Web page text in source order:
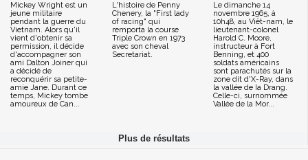
Mickey Wright est un
jeune militaire
pendant la guerre du
Vietnam. Alors qu'il
vient d'obtenir sa
permission, il décide
d'accompagner son
ami Dalton Joiner qui
a décidé de
reconquérir sa petite-
amie Jane. Durant ce
temps, Mickey tombe
amoureux de Can...
L'histoire de Penny
Chenery, la "First lady
of racing" qui
remporta la course
Triple Crown en 1973
avec son cheval
Secretariat.
Le dimanche 14
novembre 1965, à
10h48, au Viêt-nam, le
lieutenant-colonel
Harold C. Moore,
instructeur à Fort
Benning, et 400
soldats américains
sont parachutés sur la
zone dit d'X-Ray, dans
la vallée de Ia Drang.
Celle-ci, surnommée
Vallée de la Mor...